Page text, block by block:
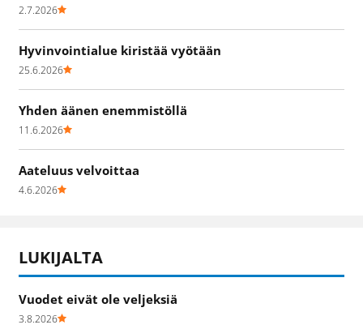
2.7.2026
Hyvinvointialue kiristää vyötään
25.6.2026
Yhden äänen enemmistöllä
11.6.2026
Aateluus velvoittaa
4.6.2026
LUKIJALTA
Vuodet eivät ole veljeksiä
3.8.2026